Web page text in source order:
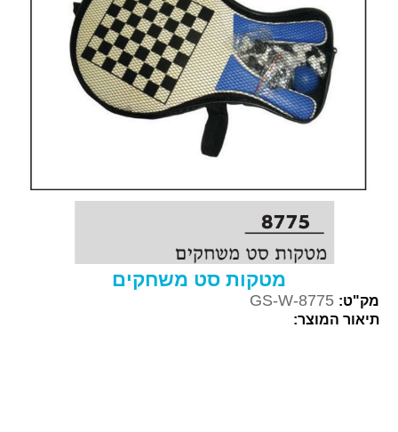
מטקות סט משחקים
מק"ט: GS-W-8775
תיאור המוצר: